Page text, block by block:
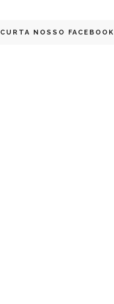
CURTA NOSSO FACEBOOK